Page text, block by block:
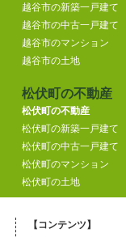
越谷市の新築一戸建て
越谷市の中古一戸建て
越谷市のマンション
越谷市の土地
松伏町の不動産
松伏町の不動産
松伏町の新築一戸建て
松伏町の中古一戸建て
松伏町のマンション
松伏町の土地
【コンテンツ】